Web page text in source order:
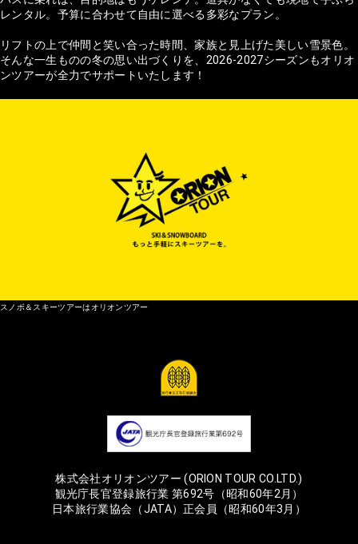
レンタル。予算に合わせて自由に選べる多彩なプラン。
リフトの上で仲間と笑い合った時間、家族と見上げた美しい雪景色。
そんな一生ものの冬の思い出づくりを、2026-2027シーズンもオリオ
ンツアーが全力でサポートいたします！
スノボ＆スキーツアーはオリオンツアー
株式会社オリオンツアー (ORION TOUR CO.LTD.)
観光庁長官登録旅行業 第692号（昭和60年2月）
日本旅行業協会（JATA）正会員（昭和60年3月）